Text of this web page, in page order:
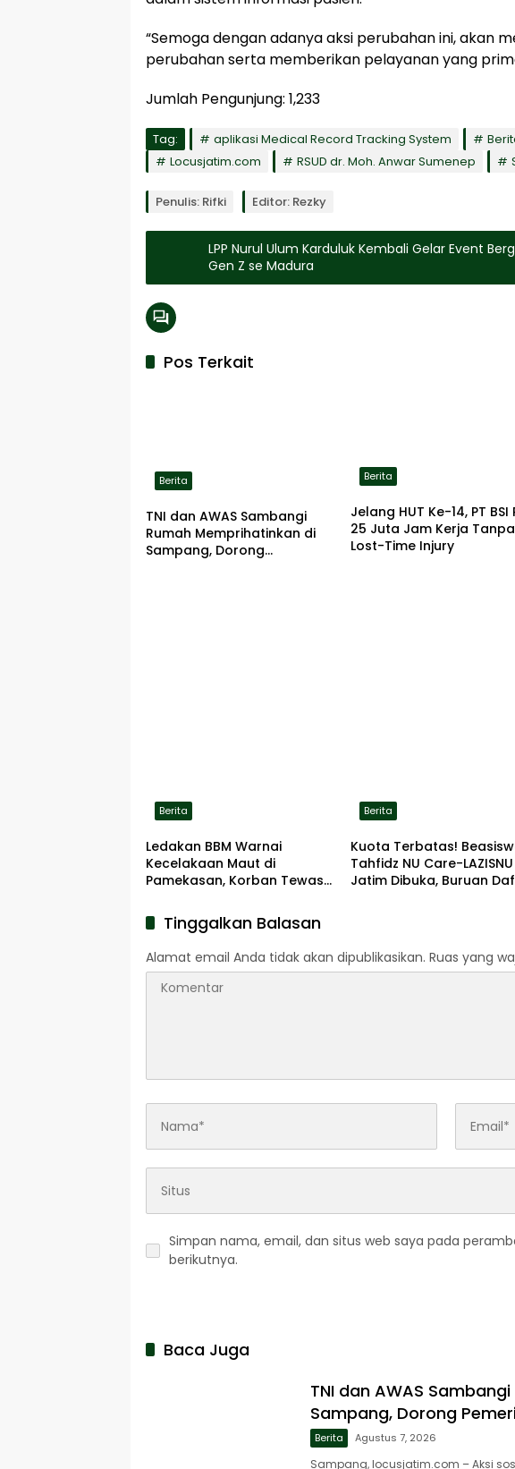
“Semoga dengan adanya aksi perubahan ini, akan
perubahan serta memberikan pelayanan yang
Jumlah Pengunjung: 1,233
Tag: aplikasi Medical Record Tracking System
Locusjatim.com
RSUD dr. Moh. Anwar Sumenep
Penulis: Rifki Editor: Rezky
LPP Nurul Ulum Karduluk Kembali Gelar Event
Gen Z se Madura
Pos Terkait
Berita
TNI dan AWAS Sambangi
Rumah Memprihatinkan di
Sampang, Dorong
Berita
Jelang HUT Ke-14, PT BSI
25 Juta Jam Kerja Tanpa
Lost-Time Injury
Berita
Ledakan BBM Warnai
Kecelakaan Maut di
Pamekasan, Korban Tewas
Berita
Kuota Terbatas!
Tahfidz NU Care-LAZISNU
Jatim Dibuka, Buruan
Tinggalkan Balasan
Alamat email Anda tidak akan dipublikasikan. Ruas yang
Simpan nama, email, dan situs web saya pada
berikutnya.
Baca Juga
TNI dan AWAS
Sampang, Dorong
Berita Agustus 7, 2026
Sampang, locusjatim.com – Aksi